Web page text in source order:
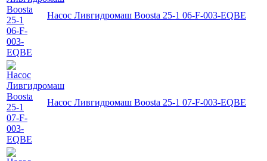
Насос Ливгидромаш Boosta 25-1 06-F-003-EQBE
Насос Ливгидромаш Boosta 25-1 07-F-003-EQBE